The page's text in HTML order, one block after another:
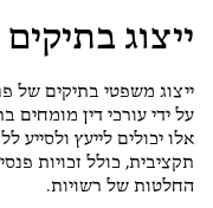
ייצוג
ייצוג משפטי בתיקים של
על ידי עורכי דין מומחים
אלו יכולים לייעץ ולסייע
תקציבית, כולל זכויות
החלטות של רשויות.